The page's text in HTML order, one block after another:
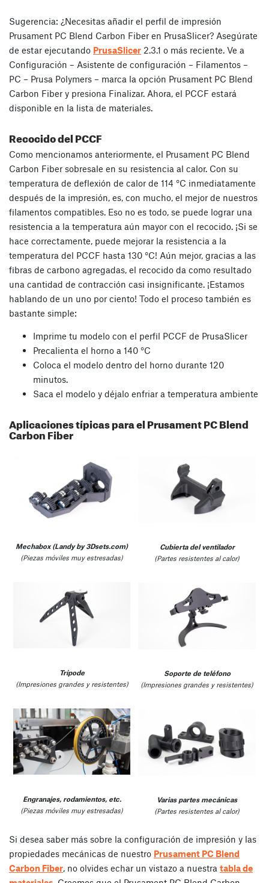
Sugerencia: ¿Necesitas añadir el perfil de impresión
Prusament PC Blend Carbon Fiber en PrusaSlicer? Asegúrate
de estar ejecutando PrusaSlicer 2.3.1 o más reciente. Ve a
Configuración – Asistente de configuración – Filamentos –
PC – Prusa Polymers – marca la opción Prusament PC Blend
Carbon Fiber y presiona Finalizar. Ahora, el PCCF estará
disponible en la lista de materiales.
Recocido del PCCF
Como mencionamos anteriormente, el Prusament PC Blend
Carbon Fiber sobresale en su resistencia al calor. Con su
temperatura de deflexión de calor de 114 °C inmediatamente
después de la impresión, es, con mucho, el mejor de nuestros
filamentos compatibles. Eso no es todo, se puede lograr una
resistencia a la temperatura aún mayor con el recocido. ¡Si se
hace correctamente, puede mejorar la resistencia a la
temperatura del PCCF hasta 130 °C! Aún mejor, gracias a las
fibras de carbono agregadas, el recocido da como resultado
una cantidad de contracción casi insignificante. ¡Estamos
hablando de un uno por ciento! Todo el proceso también es
bastante simple:
Imprime tu modelo con el perfil PCCF de PrusaSlicer
Precalienta el horno a 140 °C
Coloca el modelo dentro del horno durante 120
minutos.
Saca el modelo y déjalo enfriar a temperatura ambiente
Aplicaciones típicas para el Prusament PC Blend
Carbon Fiber
Mechabox (Landy by 3Dsets.com)
(Piezas móviles muy estresadas)
Cubierta del ventilador
(Partes resistentes al calor)
Trípode
(Impresiones grandes y resistentes)
Soporte de teléfono
(Impresiones grandes y resistentes)
Engranajes, rodamientos, etc.
(Piezas móviles muy estresadas)
Varias partes mecánicas
(Partes resistentes al calor)
Si desea saber más sobre la configuración de impresión y las
propiedades mecánicas de nuestro Prusament PC Blend
Carbon Fiber, no olvides echar un vistazo a nuestra tabla de